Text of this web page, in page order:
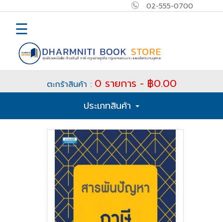
02-555-0700
MAIN
MENU
E-
☰
ตะกร้าสินค้า : 0 รายการ - ฿0.00
ประเภทสินค้า
×